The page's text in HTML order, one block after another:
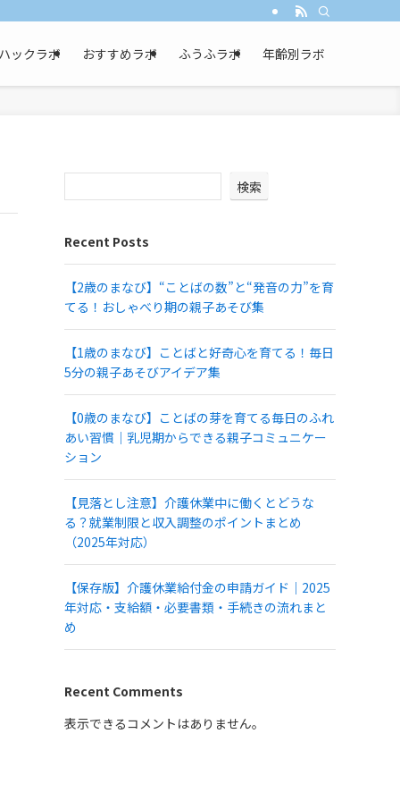
ックラボ おすすめラボ ふうふラボ 年齢別ラボ
検索
Recent Posts
【2歳のまなび】“ことばの数”と“発音の力”を育
てる！おしゃべり期の親子あそび集
【1歳のまなび】ことばと好奇心を育てる！毎日
5分の親子あそびアイデア集
【0歳のまなび】ことばの芽を育てる毎日のふれ
あい習慣｜乳児期からできる親子コミュニケー
ション
【見落とし注意】介護休業中に働くとどうな
る？就業制限と収入調整のポイントまとめ
（2025年対応）
【保存版】介護休業給付金の申請ガイド｜2025
年対応・支給額・必要書類・手続きの流れまと
め
Recent Comments
表示できるコメントはありません。